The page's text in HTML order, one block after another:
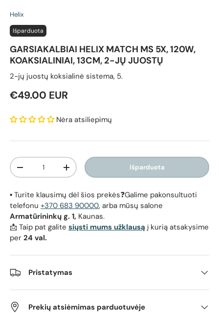
Helix
Išparduota
GARSIAKALBIAI HELIX MATCH MS 5X, 120W,
KOAKSIALINIAI, 13CM, 2-JŲ JUOSTŲ
2-jų juostų koksialinė sistema, 5.
Reguliari kaina
€49.00 EUR
Nėra atsiliepimų
Kiekis
Sumažinti kiekįPadidinti kiekį Išparduota
▪️ Turite klausimų dėl šios prekės❓Galime pakonsultuoti
telefonu +370 683 90000, arba mūsų salone
Armatūrininkų g. 1, Kaunas.
📩 Taip pat galite siųsti mums užklausą į kurią atsakysime
per 24 val.
Pristatymas
Prekių atsiėmimas parduotuvėje